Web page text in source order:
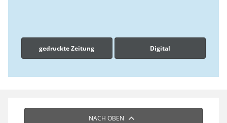
gedruckte Zeitung Digital
NACH OBEN